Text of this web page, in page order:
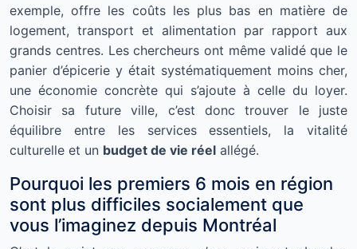
exemple, offre les coûts les plus bas en matière de
logement, transport et alimentation par rapport aux
grands centres. Les chercheurs ont même validé que le
panier d’épicerie y était systématiquement moins cher,
une économie concrète qui s’ajoute à celle du loyer.
Choisir sa future ville, c’est donc trouver le juste
équilibre entre les services essentiels, la vitalité
culturelle et un budget de vie réel allégé.
Pourquoi les premiers 6 mois en région
sont plus difficiles socialement que
vous l’imaginez depuis Montréal